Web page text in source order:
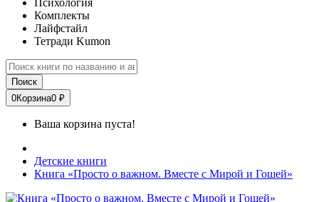
Комплекты
Лайфстайл
Тетради Kumon
Поиск
0Корзина0 ₽
Ваша корзина пуста!
Детские книги
Книга «Просто о важном. Вместе с Мирой и Гошей»